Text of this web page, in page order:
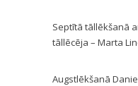
Septītā tāllēkšanā
tāllēcēja – Marta
Augstlēkšanā